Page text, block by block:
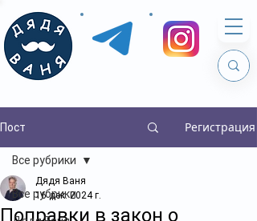
Пост Регистрация
Все рубрики
Все рубрики
Поправки в закон о
Дядя Ваня
16 дек. 2024 г.